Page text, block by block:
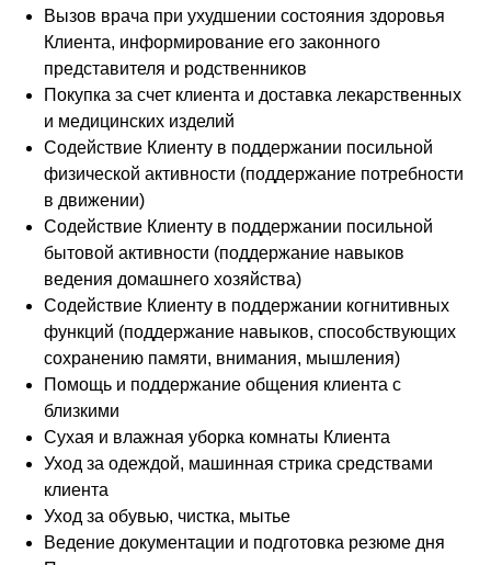
Вызов врача при ухудшении состояния здоровья
Клиента, информирование его законного
представителя и родственников
Покупка за счет клиента и доставка лекарственных
и медицинских изделий
Содействие Клиенту в поддержании посильной
физической активности (поддержание потребности
в движении)
Содействие Клиенту в поддержании посильной
бытовой активности (поддержание навыков
ведения домашнего хозяйства)
Содействие Клиенту в поддержании когнитивных
функций (поддержание навыков, способствующих
сохранению памяти, внимания, мышления)
Помощь и поддержание общения клиента с
близкими
Сухая и влажная уборка комнаты Клиента
Уход за одеждой, машинная стрика средствами
клиента
Уход за обувью, чистка, мытье
Ведение документации и подготовка резюме дня
Сделаем жизнь